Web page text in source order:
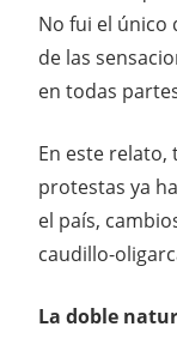
No fui el único
de las
en todas
En este
protestas ya
el país,
caudillo-
La doble